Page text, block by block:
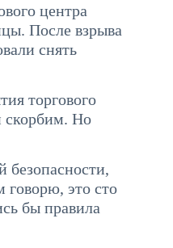
центра
После взрыва
снять
торгового
скорбим. Но
безопасности,
говорю, это сто
бы правила